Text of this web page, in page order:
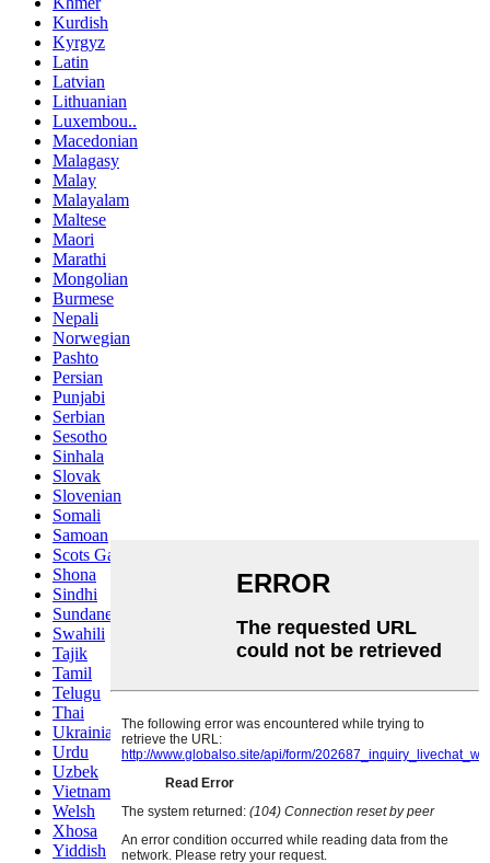
Kurdish
Kyrgyz
Latin
Latvian
Lithuanian
Luxembou..
Macedonian
Malagasy
Malay
Malayalam
Maltese
Maori
Marathi
Mongolian
Burmese
Nepali
Norwegian
Pashto
Persian
Punjabi
Serbian
Sesotho
Sinhala
Slovak
Slovenian
Somali
Samoan
Scots Gaelic
Shona
Sindhi
Sundanese
Swahili
Tajik
Tamil
Telugu
Thai
Ukrainian
Urdu
Uzbek
Vietnamese
Welsh
Xhosa
Yiddish